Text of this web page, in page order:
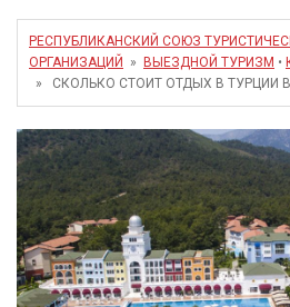
РЕСПУБЛИКАНСКИЙ СОЮЗ
ОРГАНИЗАЦИЙ
» ВЫЕЗДНОЙ ТУРИЗМ •
» СКОЛЬКО СТОИТ ОТДЫХ В ТУРЦИИ В